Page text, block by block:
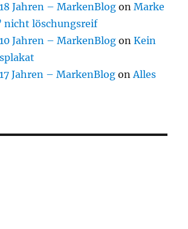
Jahren – MarkenBlog onMarke
nicht löschungsreif
Jahren – MarkenBlog onKein
Jahren – MarkenBlog onAlles